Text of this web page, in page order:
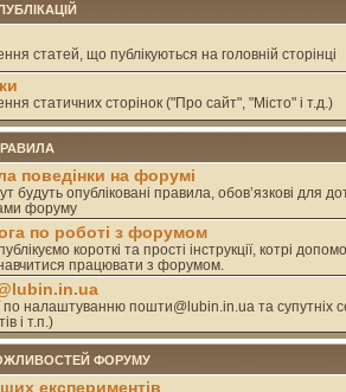
статей, що публікуються на головній сторінці
статичних сторінок ("Про сайт", "Місто" і т.д.)
поведінки на форумі
будуть опубліковані правила, обов’язкові для
форуму
по роботі з форумом
короткі та прості інструкції, котрі
працювати з форумом.
по налаштуванню пошти@lubin.in.ua та супутніх
і т.п.)
ФОРУМУ
експериментів